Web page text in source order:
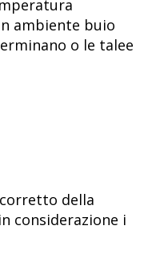
ambiente buio
o le talee
della
considerazione i